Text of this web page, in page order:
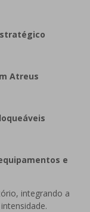
Atreus
e
integrando a